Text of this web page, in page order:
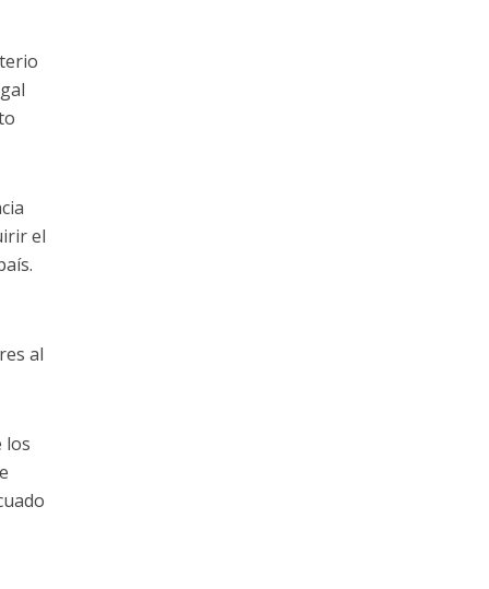
el
al
los